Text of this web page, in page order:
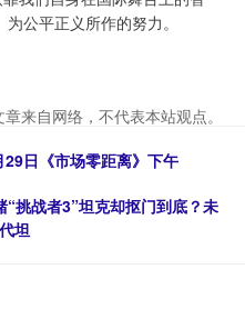
公平正义所作的努力。
来自网络，不代表本站观点。
日《市场零距离》下午
挑战者3”坦克却抠门到底？未
坦